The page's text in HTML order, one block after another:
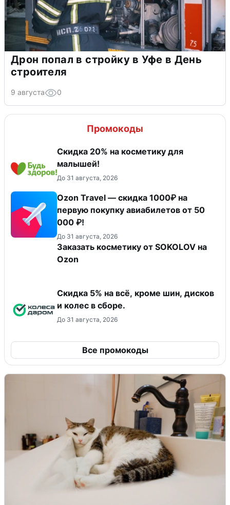
Дрон попал в стройку в Уфе в День
строителя
9 августа 0
Промокоды
Скидка 20% на косметику для
малышей!
До 31 августа, 2026
Ozon Travel — скидка 1000₽ на
первую покупку авиабилетов от 50
000 ₽!
До 31 августа, 2026
Заказать косметику от SOKOLOV на
Ozon
Скидка 5% на всё, кроме шин, дисков
и колес в сборе.
До 31 августа, 2026
Все промокоды